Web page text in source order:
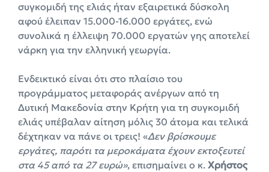
συγκομιδή της ελιάς ήταν εξαιρετικά δύσκολη
αφού έλειπαν 15.000-16.000 εργάτες, ενώ
συνολικά η έλλειψη 70.000 εργατών γης αποτελεί
νάρκη για την ελληνική γεωργία.
Ενδεικτικό είναι ότι στο πλαίσιο του
προγράμματος μεταφοράς ανέργων από τη
Δυτική Μακεδονία στην Κρήτη για τη συγκομιδή
ελιάς υπέβαλαν αίτηση μόλις 30 άτομα και τελικά
δέχτηκαν να πάνε οι τρεις! «Δεν βρίσκουμε
εργάτες, παρότι τα μεροκάματα έχουν εκτοξευτεί
στα 45 από τα 27 ευρώ», επισημαίνει ο κ. Χρήστος